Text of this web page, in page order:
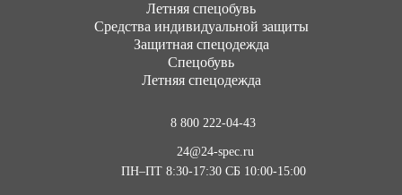
Летняя спецобувь
Средства индивидуальной защиты
Защитная спецодежда
Спецобувь
Летняя спецодежда
8 800 222-04-43
24@24-spec.ru
ПН–ПТ 8:30-17:30 СБ 10:00-15:00